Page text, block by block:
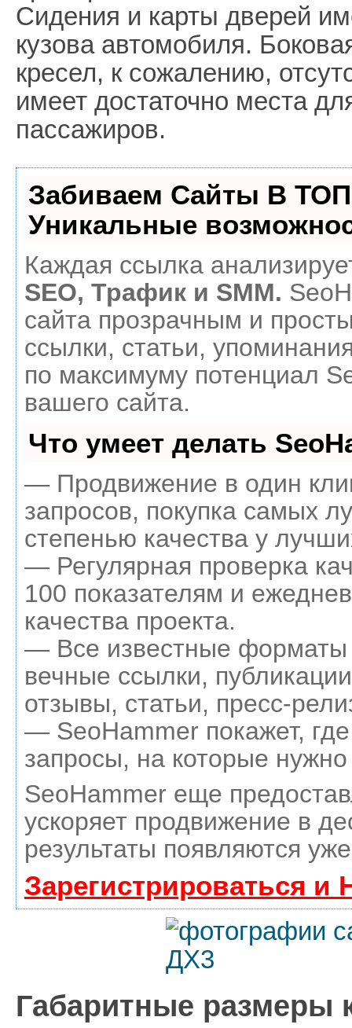
Сидения и карты дверей
кузова автомобиля.
кресел, к сожалению,
имеет достаточно места
пассажиров.
Забиваем Сайты В
Уникальные
Каждая ссылка
SEO, Трафик и SMM.
сайта прозрачным и
ссылки, статьи,
по максимуму потенциал
вашего сайта.
Что умеет делать
— Продвижение в один
запросов, покупка самых
степенью качества у
— Регулярная проверка
100 показателям и
качества проекта.
— Все известные форматы
вечные ссылки,
отзывы, статьи, пресс-
— SeoHammer покажет,
запросы, на которые
SeoHammer еще
ускоряет продвижение в
результаты появляются
Зарегистрироваться и
Габаритные размеры